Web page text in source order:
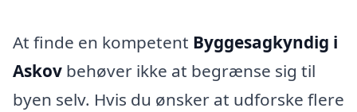
At finde en kompetent Byggesagkyndig i
Askov behøver ikke at begrænse sig til
byen selv. Hvis du ønsker at udforske flere